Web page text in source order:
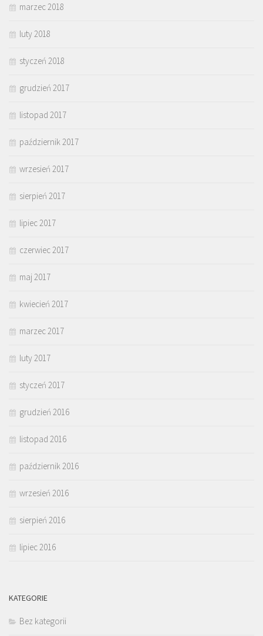
marzec 2018
luty 2018
styczeń 2018
grudzień 2017
listopad 2017
październik 2017
wrzesień 2017
sierpień 2017
lipiec 2017
czerwiec 2017
maj 2017
kwiecień 2017
marzec 2017
luty 2017
styczeń 2017
grudzień 2016
listopad 2016
październik 2016
wrzesień 2016
sierpień 2016
lipiec 2016
KATEGORIE
Bez kategorii